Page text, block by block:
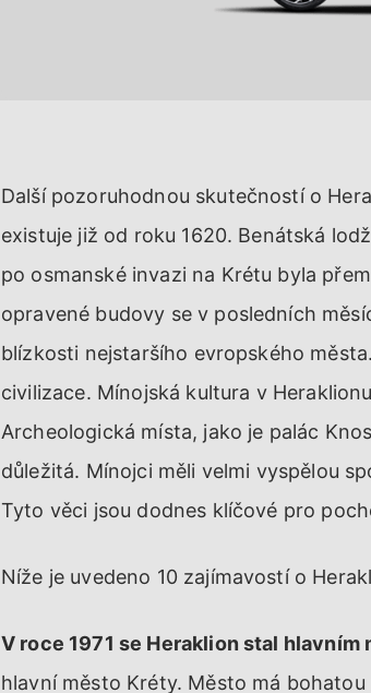
Další pozoruhodnou skutečností o
existuje již od roku 1620. Benátská
po osmanské invazi na Krétu byla
opravené budovy se v posledních
blízkosti nejstaršího evropského
civilizace. Mínojská kultura v
Archeologická místa, jako je palác
důležitá. Mínojci měli velmi vyspělou
Tyto věci jsou dodnes klíčové pro
Níže je uvedeno 10 zajímavostí o
V roce 1971 se Heraklion stal hlavním
hlavní město Kréty. Město má